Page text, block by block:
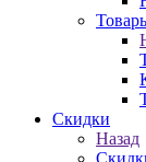
Скидки
Назад